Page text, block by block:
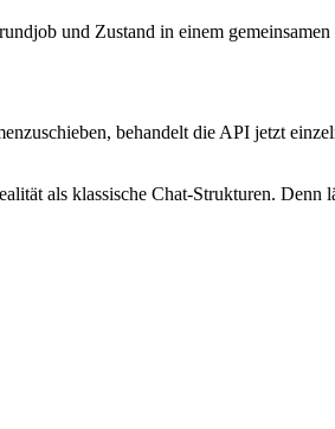
und Zustand in einem gemeinsamen
behandelt die API jetzt
als klassische Chat-Strukturen. Denn